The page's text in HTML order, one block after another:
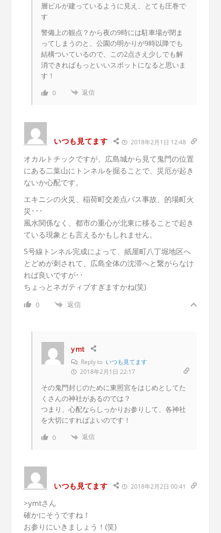
層ビルが建っているように見え、とても圧巻で
す
警備上の観点？から夜の9時には駐車場が閉ま
ってしまうのと、公園の明かりが9時以降でも
結構ついているので、この2点さえ少しでも解
消できればもっといいスポットになると思いま
す！
0 返信
いつも見てます 2018年2月1日 12:48
オカルトチックですが、広島城から見て鬼門の位置
にある二葉山にトンネルを掘ることで、災厄が起き
ないか心配です。
エキニシの火災、稲荷町交差点バス事故、的場町火
災･･･
風水関係なく、都市の重心が北東に移ることで起き
ている現象とも言えるかもしれません。
5号線トンネル完成によって、紙屋町八丁堀地区へ
とどめが刺されて、広島全体の沈滞へと繋がらなけ
れば良いですが･･
ちょっとネガティブすぎますかね(笑)
0 返信
ymt
Reply to いつも見てます
2018年2月1日 22:17
その鬼門封じのために東照宮をはじめとしてた
くさんの神社があるのでは？
つまり、心配ならしっかりお参りして、各神社
を大切にすればよいのです！
0 返信
いつも見てます 2018年2月2日 00:41
>ymtさん
確かにそうですね！
お参りにいきましょう！(笑)